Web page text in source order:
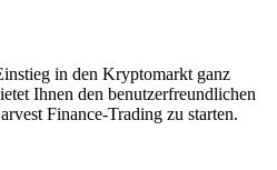
in den Kryptomarkt ganz
Ihnen den benutzerfreundlichen
Finance-Trading zu starten.